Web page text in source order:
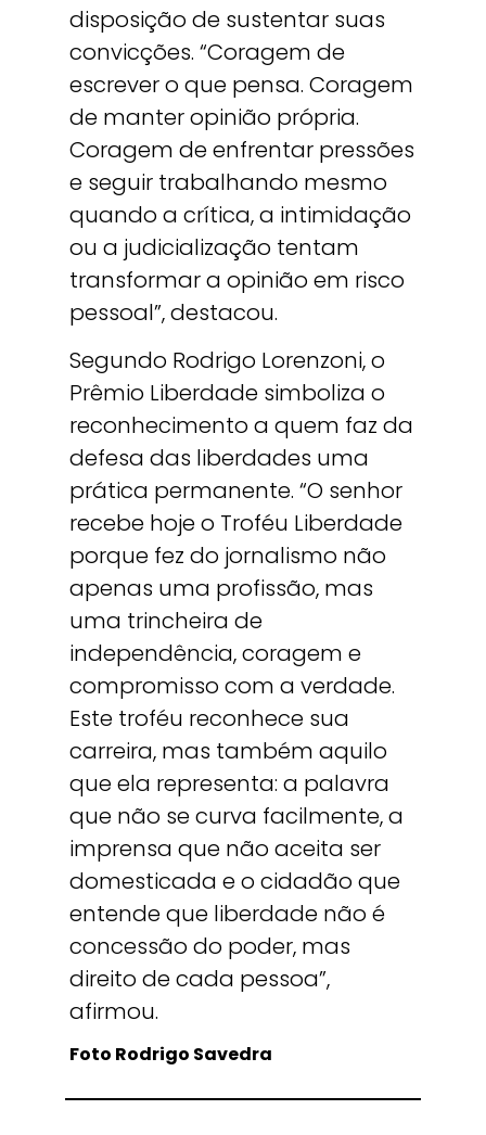
disposição de sustentar suas
convicções. “Coragem de
escrever o que pensa. Coragem
de manter opinião própria.
Coragem de enfrentar pressões
e seguir trabalhando mesmo
quando a crítica, a intimidação
ou a judicialização tentam
transformar a opinião em risco
pessoal”, destacou.
Segundo Rodrigo Lorenzoni, o
Prêmio Liberdade simboliza o
reconhecimento a quem faz da
defesa das liberdades uma
prática permanente. “O senhor
recebe hoje o Troféu Liberdade
porque fez do jornalismo não
apenas uma profissão, mas
uma trincheira de
independência, coragem e
compromisso com a verdade.
Este troféu reconhece sua
carreira, mas também aquilo
que ela representa: a palavra
que não se curva facilmente, a
imprensa que não aceita ser
domesticada e o cidadão que
entende que liberdade não é
concessão do poder, mas
direito de cada pessoa”,
afirmou.
Foto Rodrigo Savedra